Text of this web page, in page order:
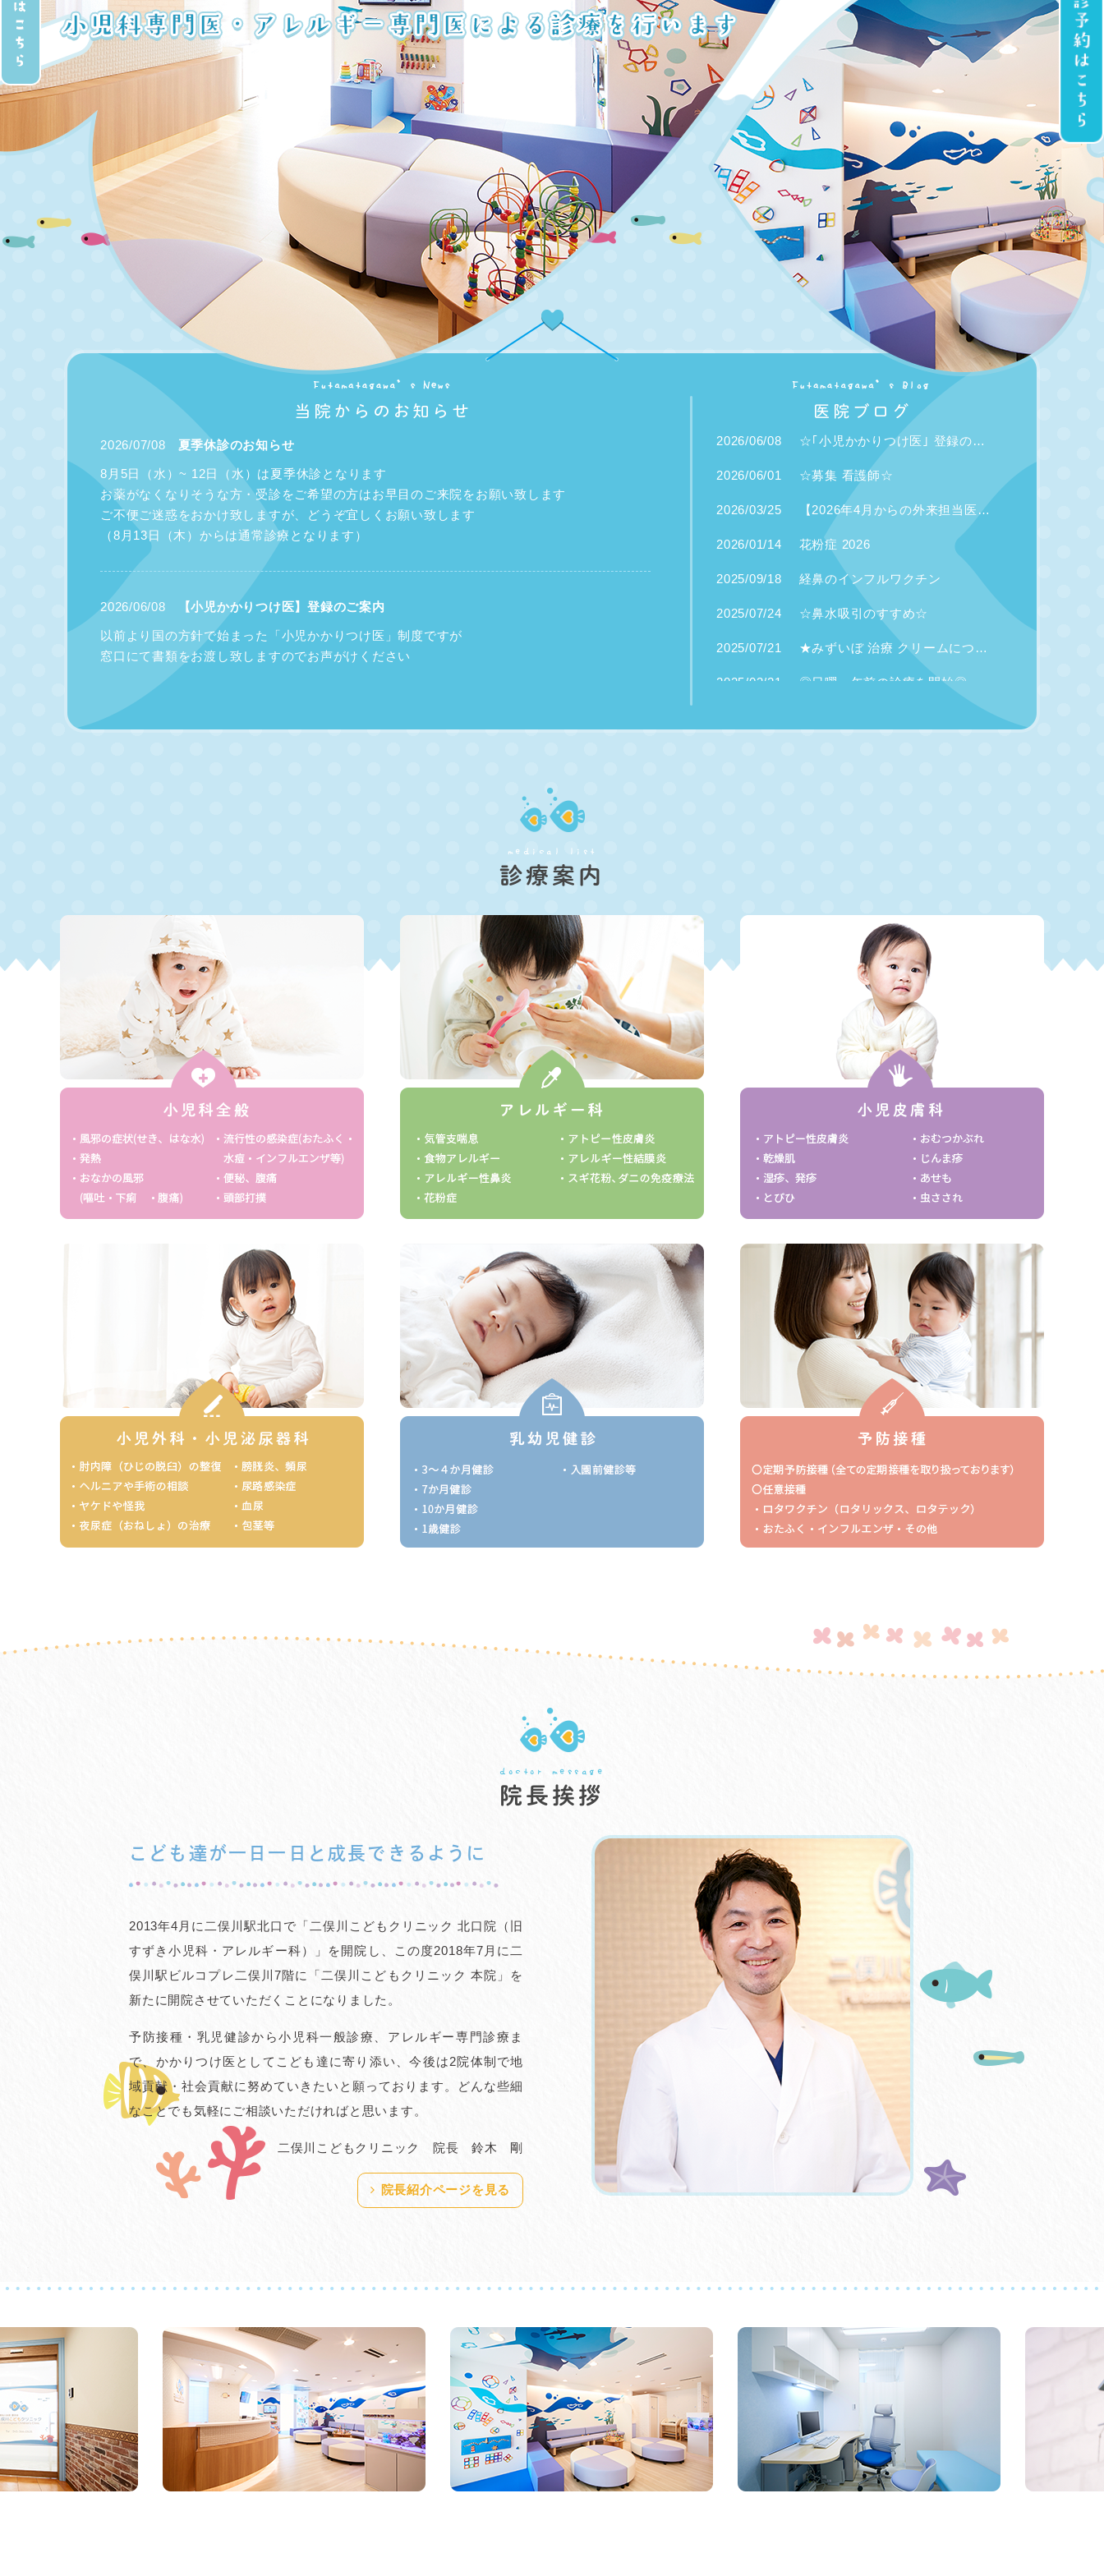
2026/07/08 夏季休診のお知らせ
8月5日（水）~ 12日（水）は夏季休診となります
お薬がなくなりそうな方・受診をご希望の方はお早目のご来院をお願い致します
ご不便ご迷惑をおかけ致しますが、どうぞ宜しくお願い致します
（8月13日（木）からは通常診療となります）
2026/06/08 【小児かかりつけ医】登録のご案内
以前より国の方針で始まった「小児かかりつけ医」制度ですが
窓口にて書類をお渡し致しますのでお声がけください
当院でかかりつけ登録をされた患者さんは、治癒証明書（登園許可書）を
を無料で発行致します
鈴木院長の診察となります
日曜は完全予約制となります(当日朝にドクターキューブよりご予約ください)
予約の無い方は直接来院されても診察は出来ませんのでご理解ご了承をお願い致します
また当日はスタッフも限られており、原則 薬処方・迅速検査・吸入などの限られた
対応となりますことをご了承下さい（点滴や採血、浣腸などは出来ませんのでご了承下さい
また日曜日は救急疾患対応となりますので、成長・発達や心因による
不調に関する相談/評価等の診察は難しく、平日の受診をお願い致します
ご理解ご協力をお願い致します）
尚、予防接種や健診は行っておりません
また当日の電話は業務に支障をきたすため、診察予約をされている方以外での
問い合わせはご遠慮いただくようお願い致します
詳細はブログもご参照下さい
変更【2026年4月~の外来担当医について】
当院は全員「小児科専門医」が診察しております
【午前】 【午後】
(月) 院長/早野/清水 ☆下里/清水
(火) 園田/清水 院長/清水
(水) 早野/壷井※ 辻本※
(金) 海老名/清水 上ノ町※
(土) 第1→院長/下里/清水
第2→院長/下里/早野
第3→院長/辻本/下里
※ 水曜午前/午後・金曜午後は、診療の混雑状況により院長も診療となります
海老名 奏子 医師(小児科一般、内分泌)
園田 香里 医師(小児科一般、育児支援)
壷井 洋子 医師(小児科一般、内分泌）
上ノ町 優志 医師(小児科一般、内分泌)
※順不同
みずいぼを塗って治すクリームの販売を開始します
保険適応外（自費）の治療となりますが、今までなかなか良い治療法が
なかったみずいぼですが、痛みもないのでご家庭でも始めやすいものになります
詳細はブログをご覧ください
2025/03/30 ★重要★ クリニック電話番号の変更
クリニックの電話番号が以下の通り変更になっています
音声案内システムの導入により、混雑時でも複数の患者さんの
ご利用ください
発熱患者受け入れ対応
当院は神奈川県の第二種協定指定医療機関であり、今後も
今まで同様に受診歴にかかわらず診察対応を致します。
2026/06/08 ☆｢小児かかりつけ医｣ 登録のご案内
2026/06/01 ☆募集 看護師☆
2026/03/25 【2026年4月からの外来担当医変更】
2026/01/14 花粉症 2026
2025/09/18 経鼻のインフルワクチン
2025/07/24 ☆鼻水吸引のすすめ☆
2025/07/21 ★みずいぼ 治療 クリームについて★
2025/03/21 ◎日曜 午前の診療を開始◎
medical list
診療案内
doctor message
院長挨拶
こども達が一日一日と成長できるように
2013年4月に二俣川駅北口で「二俣川こどもクリニック 北口院（旧
すずき小児科・アレルギー科）」を開院し、この度2018年7月に二
俣川駅ビルコプレ二俣川7階に「二俣川こどもクリニック 本院」を
新たに開院させていただくことになりました。
予防接種・乳児健診から小児科一般診療、アレルギー専門診療ま
で、かかりつけ医としてこども達に寄り添い、今後は2院体制で地
域貢献・社会貢献に努めていきたいと願っております。どんな些細
なことでも気軽にご相談いただければと思います。
二俣川こどもクリニック 院長 鈴木 剛
院長紹介ページを見る